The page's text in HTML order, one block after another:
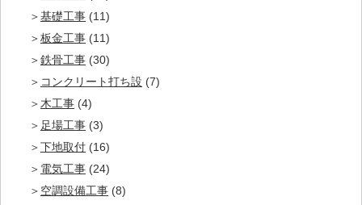
基礎工事 (11)
板金工事 (11)
鉄骨工事 (30)
コンクリート打ち設 (7)
木工事 (4)
足場工事 (3)
下地取付 (16)
電気工事 (24)
空調設備工事 (8)